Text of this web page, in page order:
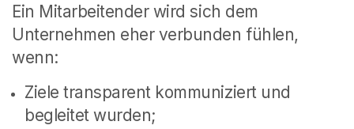
Ein Mitarbeitender wird sich dem
Unternehmen eher verbunden fühlen,
wenn:
Ziele transparent kommuniziert und
begleitet wurden;